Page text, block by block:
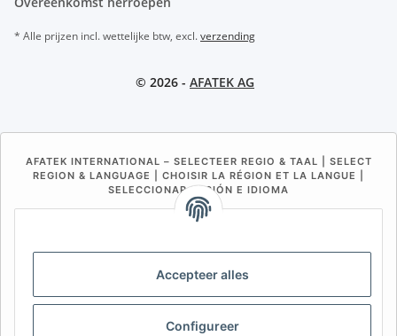
Accepteer alles
Configureer
* Alle prijzen incl. wettelijke btw, excl.verzending
© 2026 - AFATEK AG
AFATEK INTERNATIONAL – SELECTEER REGIO & TAAL | SELECT
REGION & LANGUAGE | CHOISIR LA RÉGION ET LA LANGUE |
SELECCIONAR REGIÓN E IDIOMA
CH (IT) BE (NL) BE (FR) NL
USA